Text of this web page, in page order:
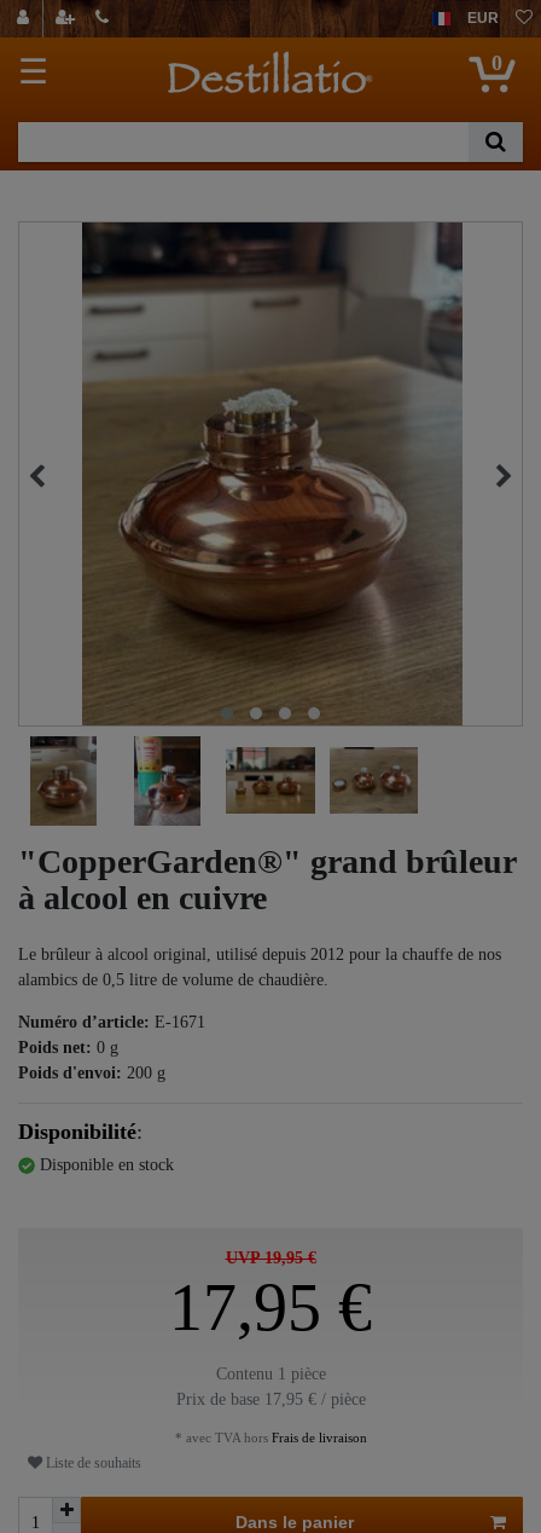
EUR
☰ 0
"CopperGarden®" grand brûleur
à alcool en cuivre
Le brûleur à alcool original, utilisé depuis 2012 pour la chauffe de nos
alambics de 0,5 litre de volume de chaudière.
Numéro d’article: E-1671
Poids net: 0 g
Poids d'envoi: 200 g
Disponibilité:
Disponible en stock
UVP 19,95 €
17,95 €
Contenu 1 pièce
Prix de base 17,95 € / pièce
* avec TVA horsFrais de livraison
Liste de souhaits
Dans le panier